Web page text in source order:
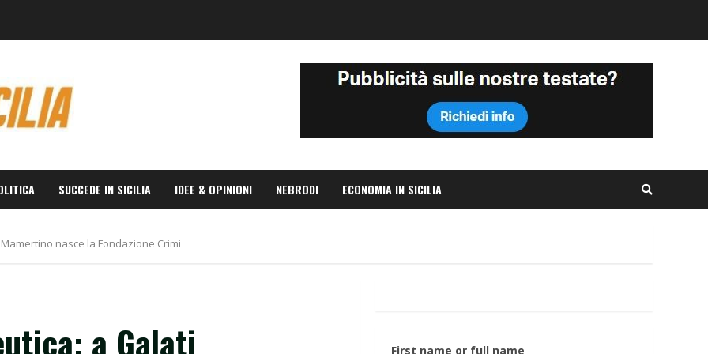
SUCCEDE IN SICILIA IDEE & OPINIONI NEBRODI ECONOMIA IN SICILIA
nasce la Fondazione Crimi
a Galati
First name or full name